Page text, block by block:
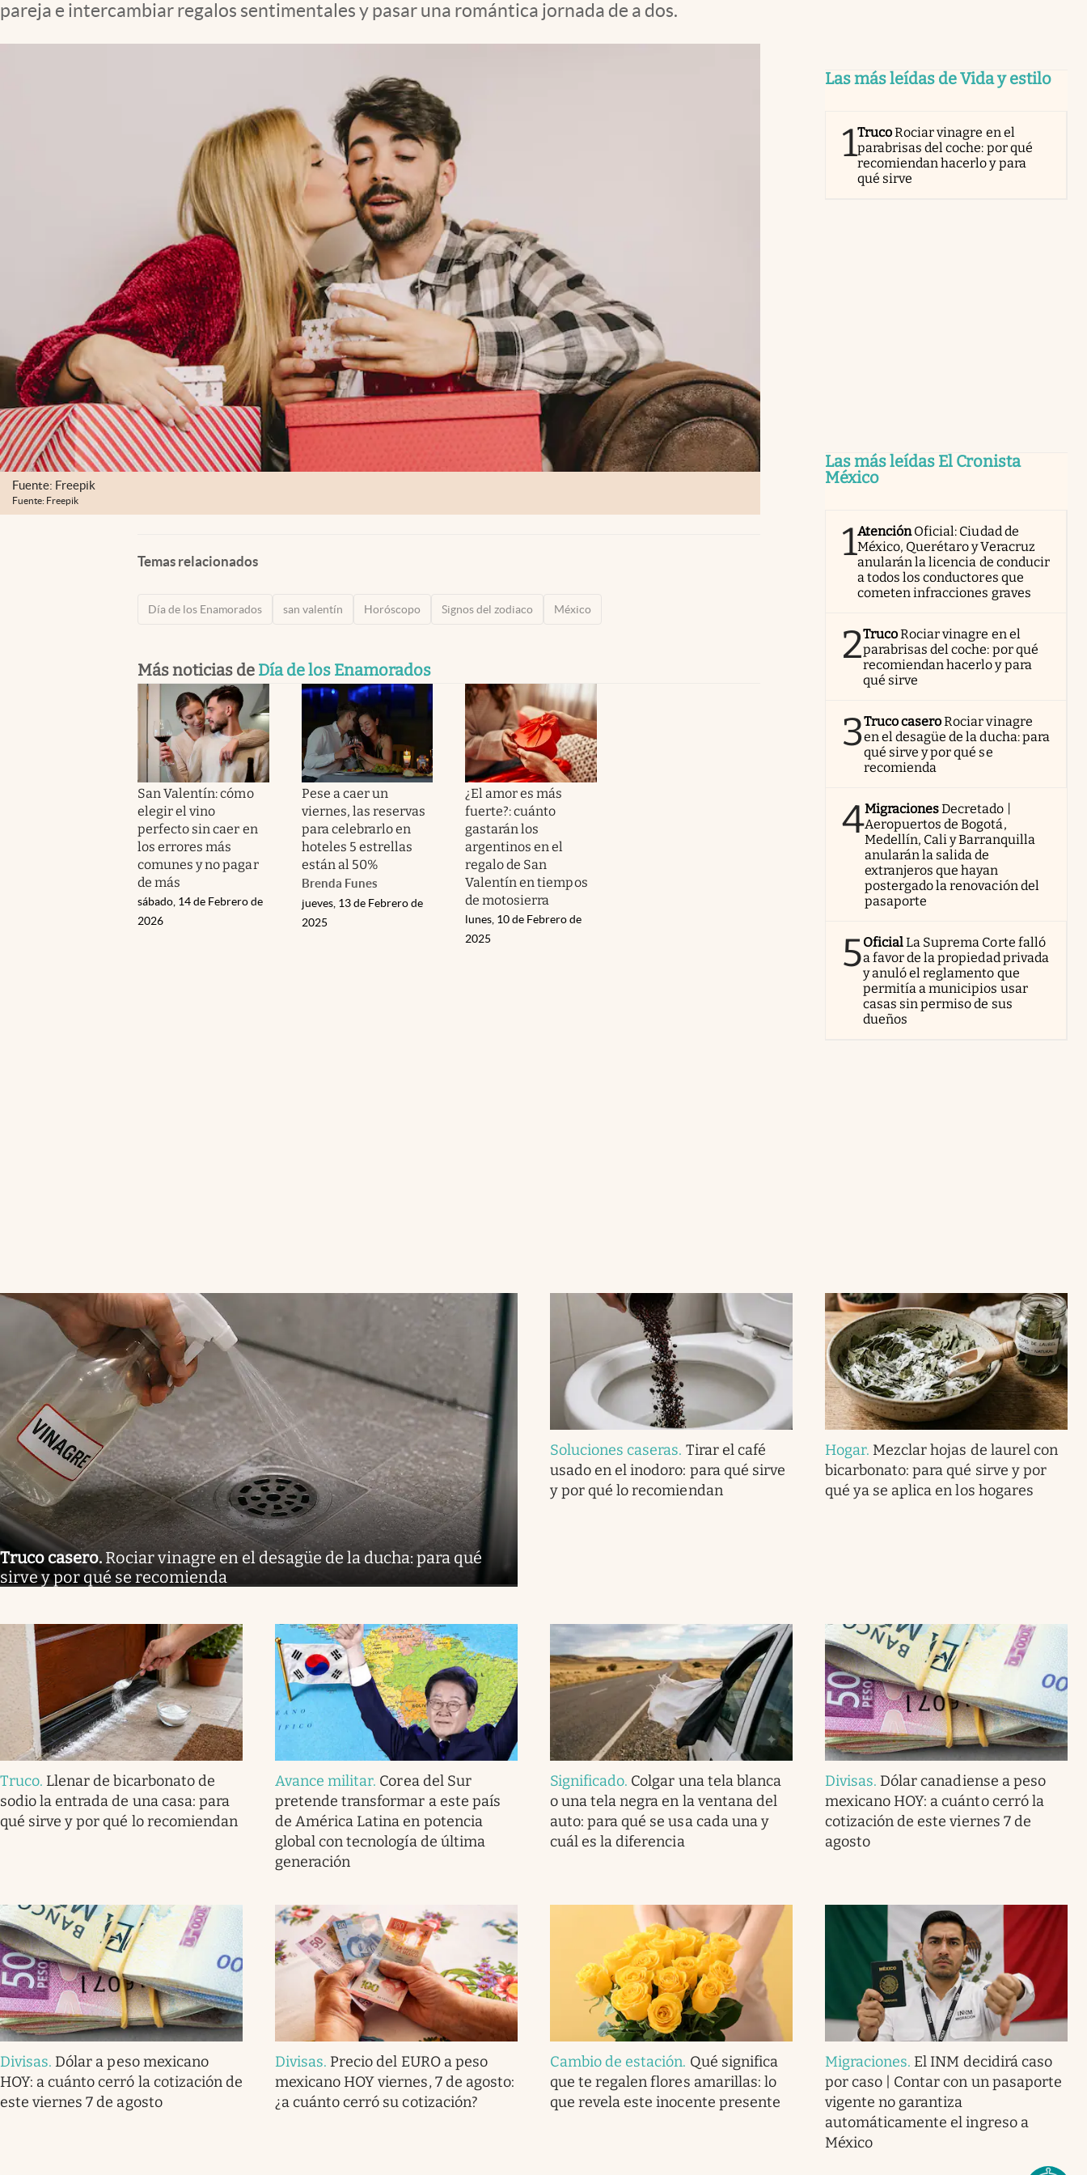
Clima
pareja e intercambiar regalos sentimentales y pasar una romántica jornada de a dos.
Fuente: Freepik
Fuente: Freepik
Temas relacionados
Día de los Enamorados san valentín Horóscopo Signos del zodiaco México
Más noticias de Día de los Enamorados
San Valentín: cómo
elegir el vino
perfecto sin caer en
los errores más
comunes y no pagar
de más
sábado, 14 de Febrero de
2026
Pese a caer un
viernes, las reservas
para celebrarlo en
hoteles 5 estrellas
están al 50%
Brenda Funes
jueves, 13 de Febrero de
2025
¿El amor es más
fuerte?: cuánto
gastarán los
argentinos en el
regalo de San
Valentín en tiempos
de motosierra
lunes, 10 de Febrero de
2025
Las más leídas de Vida y estilo
1TrucoRociar vinagre en el
parabrisas del coche: por qué
recomiendan hacerlo y para
qué sirve
Las más leídas El Cronista
México
1AtenciónOficial: Ciudad de
México, Querétaro y Veracruz
anularán la licencia de conducir
a todos los conductores que
cometen infracciones graves
2TrucoRociar vinagre en el
parabrisas del coche: por qué
recomiendan hacerlo y para
qué sirve
3Truco caseroRociar vinagre
en el desagüe de la ducha: para
qué sirve y por qué se
recomienda
4MigracionesDecretado |
Aeropuertos de Bogotá,
Medellín, Cali y Barranquilla
anularán la salida de
extranjeros que hayan
postergado la renovación del
pasaporte
5OficialLa Suprema Corte falló
a favor de la propiedad privada
y anuló el reglamento que
permitía a municipios usar
casas sin permiso de sus
dueños
Truco casero. Rociar vinagre en el desagüe de la ducha: para qué
sirve y por qué se recomienda
Soluciones caseras. Tirar el café
usado en el inodoro: para qué sirve
y por qué lo recomiendan
Hogar. Mezclar hojas de laurel con
bicarbonato: para qué sirve y por
qué ya se aplica en los hogares
Truco. Llenar de bicarbonato de
sodio la entrada de una casa: para
qué sirve y por qué lo recomiendan
Avance militar. Corea del Sur
pretende transformar a este país
de América Latina en potencia
global con tecnología de última
generación
Significado. Colgar una tela blanca
o una tela negra en la ventana del
auto: para qué se usa cada una y
cuál es la diferencia
Divisas. Dólar canadiense a peso
mexicano HOY: a cuánto cerró la
cotización de este viernes 7 de
agosto
Divisas. Dólar a peso mexicano
HOY: a cuánto cerró la cotización de
este viernes 7 de agosto
Divisas. Precio del EURO a peso
mexicano HOY viernes, 7 de agosto:
¿a cuánto cerró su cotización?
Cambio de estación. Qué significa
que te regalen flores amarillas: lo
que revela este inocente presente
Migraciones. El INM decidirá caso
por caso | Contar con un pasaporte
vigente no garantiza
automáticamente el ingreso a
México